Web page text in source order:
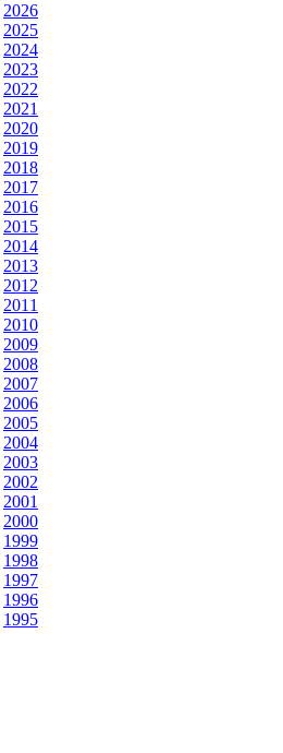
2026
2025
2024
2023
2022
2021
2020
2019
2018
2017
2016
2015
2014
2013
2012
2011
2010
2009
2008
2007
2006
2005
2004
2003
2002
2001
2000
1999
1998
1997
1996
1995